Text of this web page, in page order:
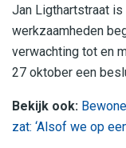
Jan Ligthartstraat is
werkzaamheden
verwachting tot en
27 oktober een
Bekijk ook:
zat: ‘Alsof we op